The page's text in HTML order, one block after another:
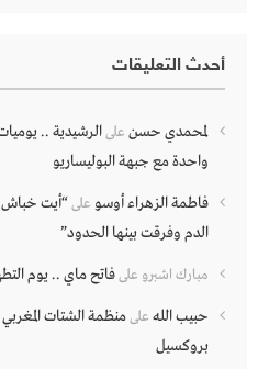
أحدث التعليقات
لمحمدي حسن علىالرشيدية ..
واحدة مع جبهة البوليساريو
فاطمة الزهراء أوسو على“أيت خباش
الدم وفرقت بينها الحدود”
مبارك اشبرو علىفاتح ماي .. يوم
حبيب الله علىمنظمة الشتات
بروكسيل